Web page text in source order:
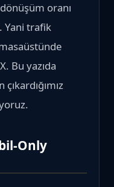
oranı
. Yani trafik
Bu yazıda
Only